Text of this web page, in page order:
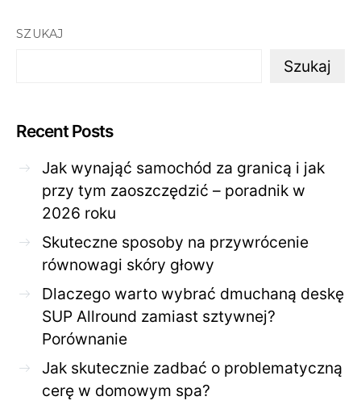
SZUKAJ
Szukaj
Recent Posts
Jak wynająć samochód za granicą i jak
przy tym zaoszczędzić – poradnik w
2026 roku
Skuteczne sposoby na przywrócenie
równowagi skóry głowy
Dlaczego warto wybrać dmuchaną deskę
SUP Allround zamiast sztywnej?
Porównanie
Jak skutecznie zadbać o problematyczną
cerę w domowym spa?